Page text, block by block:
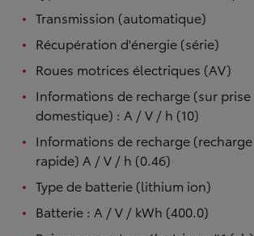
Transmission (automatique)
Récupération d'énergie (série)
Roues motrices électriques (AV)
Informations de recharge (sur prise
domestique) : A / V / h (10)
Informations de recharge (recharge
rapide) A / V / h (0.46)
Type de batterie (lithium ion)
Batterie : A / V / kWh (400.0)